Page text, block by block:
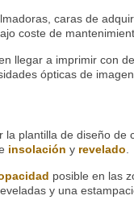
caras de
coste de
llegar a imprimir con
ópticas de
la plantilla de diseño de
insolación y revelado.
posible en las
y una